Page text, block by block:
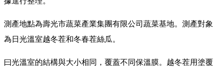
測產地點為壽光市蔬菜產業集團有限公司蔬菜基地。測產對象
為日光溫室越冬茬和冬春茬絲瓜。
曰光溫室的結構與大小相同，覆蓋不同保溫膜。越冬茬用塗覆